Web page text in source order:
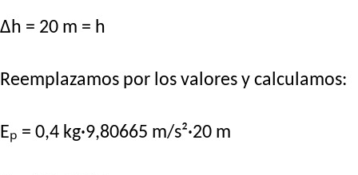
Δh = 20 m = h
Reemplazamos por los valores y calculamos:
Eₚ = 0,4 kg·9,80665 m/s²·20 m